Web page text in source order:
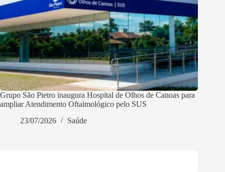
Grupo São Pietro inaugura Hospital de Olhos de Canoas para
ampliar Atendimento Oftalmológico pelo SUS
23/07/2026
Saúde